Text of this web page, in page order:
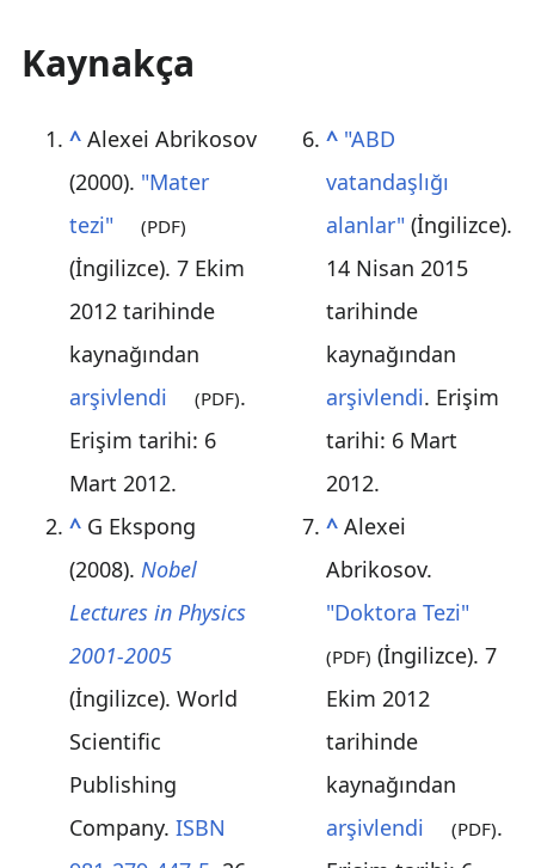
Kaynakça
^ Alexei Abrikosov
(2000). "Mater
tezi"
(PDF)
(İngilizce). 7 Ekim
2012 tarihinde
kaynağından
arşivlendi
(PDF).
Erişim tarihi: 6
Mart 2012.
^ G Ekspong
(2008). Nobel
Lectures in Physics
2001-2005
(İngilizce). World
Scientific
Publishing
Company. ISBN
^ "ABD
vatandaşlığı
alanlar" (İngilizce).
14 Nisan 2015
tarihinde
kaynağından
arşivlendi. Erişim
tarihi: 6 Mart
2012.
^ Alexei
Abrikosov.
"Doktora Tezi"
(PDF) (İngilizce). 7
Ekim 2012
tarihinde
kaynağından
arşivlendi
(PDF).